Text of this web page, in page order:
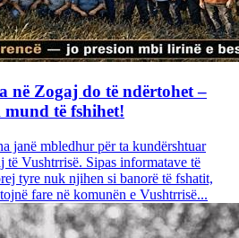
në Zogaj do të ndërtohet –
të fshihet!
janë mbledhur për ta kundërshtuar
të Vushtrrisë. Sipas informatave të
tyre nuk njihen si banorë të fshatit,
fare në komunën e Vushtrrisë...